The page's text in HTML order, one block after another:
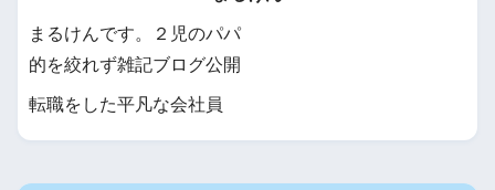
まるけんです。２児のパパ
的を絞れず雑記ブログ公開
転職をした平凡な会社員